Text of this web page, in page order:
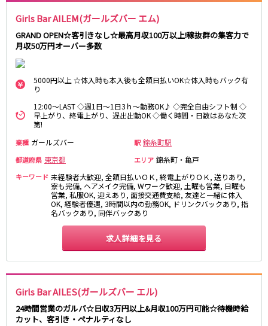
Girls Bar AILEM(ガールズバー エム)
GRAND OPEN☆客引きなし☆最高月収100万以上!稼抜群の集客力で
月収50万円オーバー多数
5000円以上 ☆体入時も本入後も全額日払いOK☆体入時もバック有
り
12:00～LAST ◇週1日～1日3ｈ～勤務OK♪ ◇完全自由シフト制 ◇
早上がり、終電上がり、遅出出勤OK ◇働く時間・日数はあなた次
第!
業種 ガールズバー 駅 錦糸町駅
都道府県 東京都 エリア 錦糸町・亀戸
キーワード 未経験者大歓迎, 全額日払いＯＫ, 終電上がりＯＫ, 送りあり,
寮も完備, ヘアメイク完備, Wワーク歓迎, 土曜も営業, 日曜も
営業, 私服OK, 迎えあり, 面接交通費支給, 友達と一緒に体入
OK, 経験者優遇, 3時間以内の勤務OK, ドリンクバックあり, 指
名バックあり, 同伴バックあり
求人詳細を見る
Girls Bar AILES(ガールズバー エル)
24時間営業のガルバ☆日収3万円以上&月収100万円可能☆待機時給
カット、客引き・ペナルティなし
南越谷
草加
川越
所沢
熊谷
南浦和
蕨
飯能・狭山
深谷
坂戸・東松山
千葉県
市川・浦安
市原・木更津・君津
松戸
成田・四街道・香取
津田沼
八千代台・勝田台
栃木県
茨城県
西国分寺駅
高尾駅
四ツ谷駅
JR山手線
上野駅
新宿駅
五反田駅
恵比寿駅
渋谷駅
品川駅
日暮里駅
駒込駅
大塚駅
高田馬場駅
巣鴨駅
西日暮里駅
新大久保駅
目黒駅
有楽町駅
目白駅
原宿駅
東京メトロ丸ノ内線
赤坂見附駅
新宿三丁目駅
新高円寺駅
南阿佐ケ谷駅